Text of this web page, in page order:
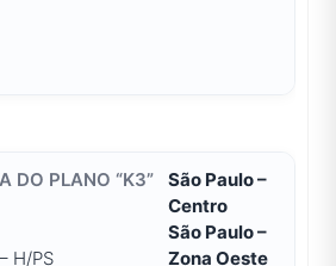
São Paulo –
Centro
H/PS
São Paulo –
Zona Oeste